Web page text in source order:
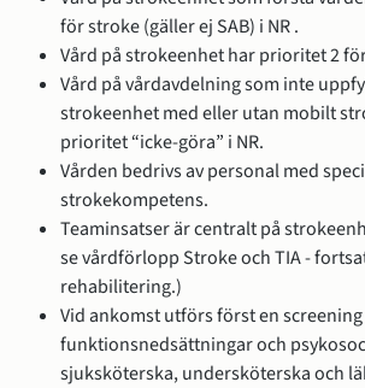
för stroke (gäller ej SAB) i NR .
Vård på strokeenhet har prioritet 2 för
Vård på vårdavdelning som inte
strokeenhet med eller utan mobilt
prioritet “icke-göra” i NR.
Vården bedrivs av personal med
strokekompetens.
Teaminsatser är centralt på
se vårdförlopp Stroke och TIA -
rehabilitering.)
Vid ankomst utförs först en
funktionsnedsättningar och
sjuksköterska, undersköterska och